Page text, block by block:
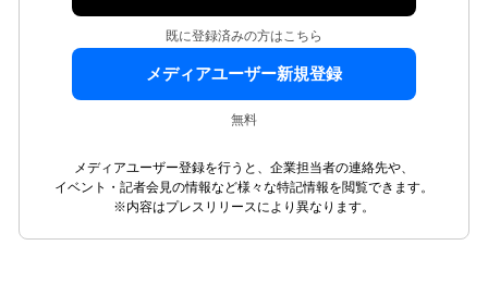
既に登録済みの方はこちら
メディアユーザー新規登録
無料
メディアユーザー登録を行うと、企業担当者の連絡先や、
イベント・記者会見の情報など様々な特記情報を閲覧できます。
※内容はプレスリリースにより異なります。